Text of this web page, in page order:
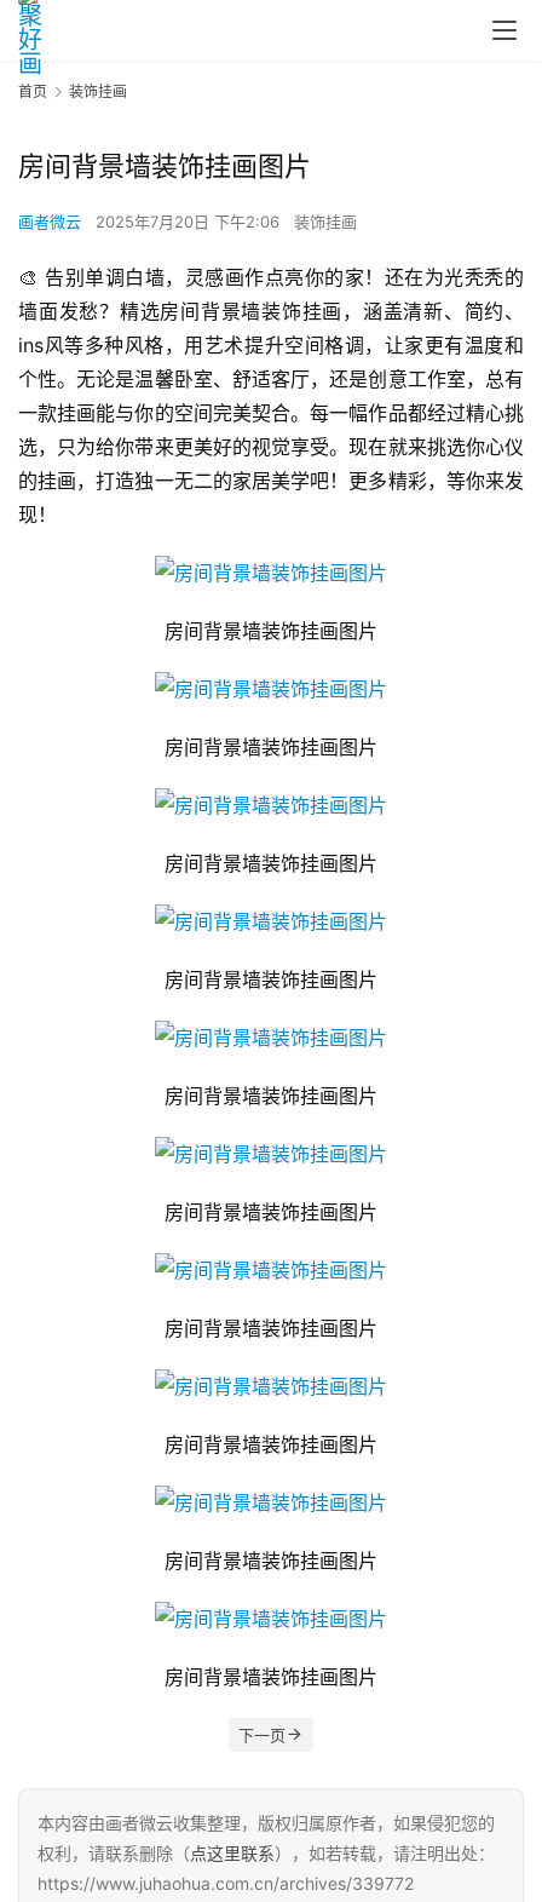
首页 装饰挂画
房间背景墙装饰挂画图片
画者微云 2025年7月20日 下午2:06 装饰挂画
🎨 告别单调白墙，灵感画作点亮你的家！还在为光秃秃的
墙面发愁？精选房间背景墙装饰挂画，涵盖清新、简约、
ins风等多种风格，用艺术提升空间格调，让家更有温度和
个性。无论是温馨卧室、舒适客厅，还是创意工作室，总有
一款挂画能与你的空间完美契合。每一幅作品都经过精心挑
选，只为给你带来更美好的视觉享受。现在就来挑选你心仪
的挂画，打造独一无二的家居美学吧！更多精彩，等你来发
现！
房间背景墙装饰挂画图片
房间背景墙装饰挂画图片
房间背景墙装饰挂画图片
房间背景墙装饰挂画图片
房间背景墙装饰挂画图片
房间背景墙装饰挂画图片
房间背景墙装饰挂画图片
房间背景墙装饰挂画图片
房间背景墙装饰挂画图片
房间背景墙装饰挂画图片
下一页
本内容由画者微云收集整理，版权归属原作者，如果侵犯您的
权利，请联系删除（点这里联系），如若转载，请注明出处：
https://www.juhaohua.com.cn/archives/339772